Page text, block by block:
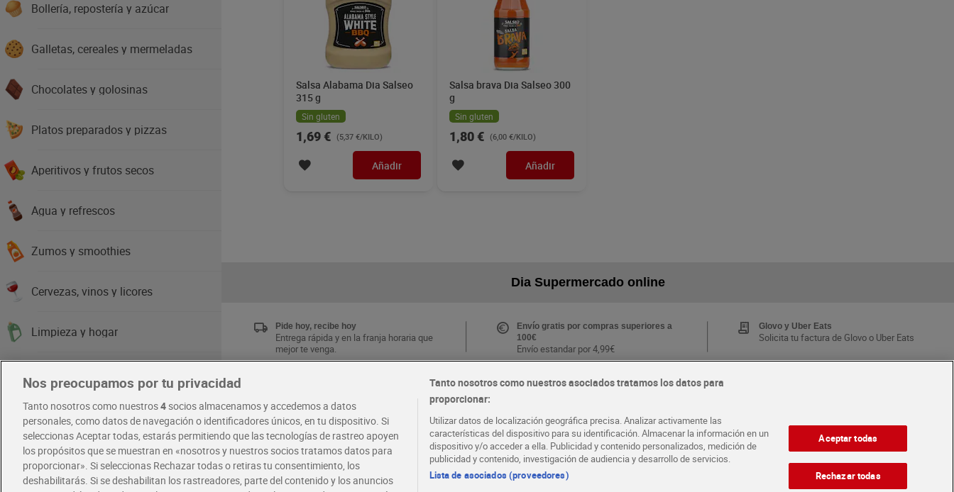
Bollería, repostería y azúcar
Galletas, cereales y mermeladas
Chocolates y golosinas
Platos preparados y pizzas
Aperitivos y frutos secos
Agua y refrescos
Zumos y smoothies
Cervezas, vinos y licores
Limpieza y hogar
Cabello y perfumería
Salud y parafarmacia
Salsa Alabama Dia Salseo
315 g
Sin gluten
1,69 € (5,37 €/KILO)
Añadir
Salsa brava Dia Salseo 300
g
Sin gluten
1,80 € (6,00 €/KILO)
Añadir
Dia Supermercado online
Pide hoy, recibe hoy
Entrega rápida y en la franja horaria que
mejor te venga.
Envío gratis por compras superiores a
100€
Envío estandar por 4,99€
Glovo y Uber Eats
Solicita tu factura de Glovo o Uber Eats
Disfruta las ventajas y ofertas
exclusivas.
Descárgate la APP Dia
tu tienda más cercana
¡Solicita tu tarjeta de crédito aquí!
RECETAS · COMER MEJOR CADA DIA
Nos preocupamos por tu privacidad
Tanto nosotros como nuestros4socios almacenamos y accedemos a datos
personales, como datos de navegación o identificadores únicos, en tu dispositivo. Si
seleccionas Aceptar todas, estarás permitiendo que las tecnologías de rastreo apoyen
los propósitos que se muestran en «nosotros y nuestros socios tratamos datos para
proporcionar». Si seleccionas Rechazar todas o retiras tu consentimiento, los
deshabilitarás. Si se deshabilitan los rastreadores, parte del contenido y los anuncios
Tanto nosotros como nuestros asociados tratamos los datos para
proporcionar:
Utilizar datos de localización geográfica precisa. Analizar activamente las
características del dispositivo para su identificación. Almacenar la información en un
dispositivo y/o acceder a ella. Publicidad y contenido personalizados, medición de
publicidad y contenido, investigación de audiencia y desarrollo de servicios.
Lista de asociados (proveedores)
Aceptar todas
Rechazar todas